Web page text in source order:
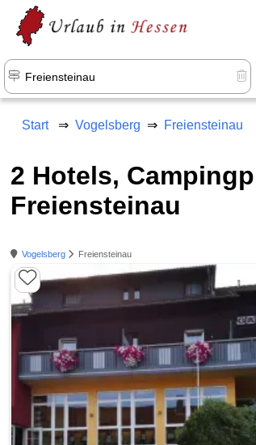
Start Vogelsberg Freiensteinau
2 Hotels,
Freiensteinau
Vogelsberg Freiensteinau